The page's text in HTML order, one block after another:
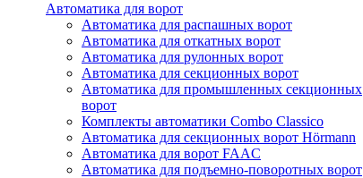
Автоматика для ворот
Автоматика для распашных ворот
Автоматика для откатных ворот
Автоматика для рулонных ворот
Автоматика для секционных ворот
Автоматика для промышленных секционных
ворот
Комплекты автоматики Combo Classico
Автоматика для секционных ворот Hörmann
Автоматика для ворот FAAC
Автоматика для подъемно-поворотных ворот